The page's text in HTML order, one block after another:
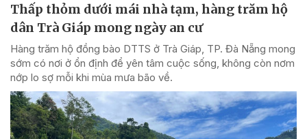
Thấp thỏm dưới mái nhà tạm, hàng trăm hộ
dân Trà Giáp mong ngày an cư
Hàng trăm hộ đồng bào DTTS ở Trà Giáp, TP. Đà Nẵng mong
sớm có nơi ở ổn định để yên tâm cuộc sống, không còn nơm
nớp lo sợ mỗi khi mùa mưa bão về.